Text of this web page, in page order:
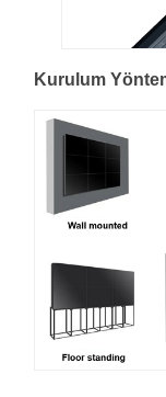
Kurulum